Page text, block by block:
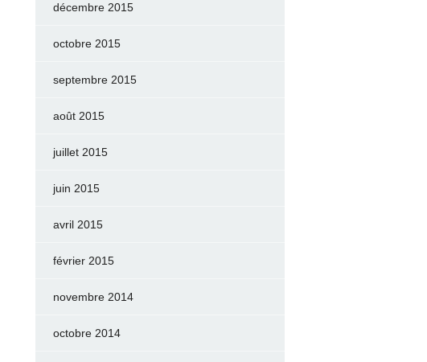
décembre 2015
octobre 2015
septembre 2015
août 2015
juillet 2015
juin 2015
avril 2015
février 2015
novembre 2014
octobre 2014